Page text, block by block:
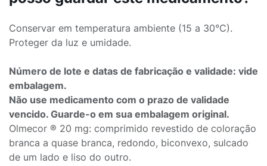
Conservar em temperatura ambiente (15 a 30°C).
Proteger da luz e umidade.
Número de lote e datas de fabricação e validade: vide
embalagem.
Não use medicamento com o prazo de validade
vencido. Guarde-o em sua embalagem original.
Olmecor ® 20 mg: comprimido revestido de coloração
branca a quase branca, redondo, biconvexo, sulcado
de um lado e liso do outro.